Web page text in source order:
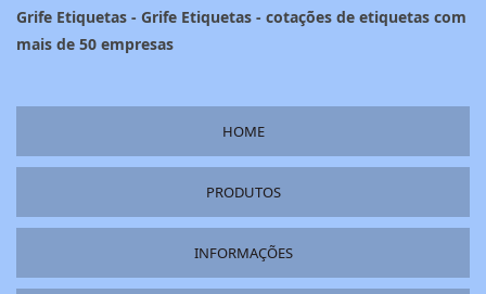
Grife Etiquetas - Grife Etiquetas - cotações de etiquetas com
mais de 50 empresas
HOME
PRODUTOS
INFORMAÇÕES